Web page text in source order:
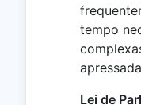
tempo
Lei de